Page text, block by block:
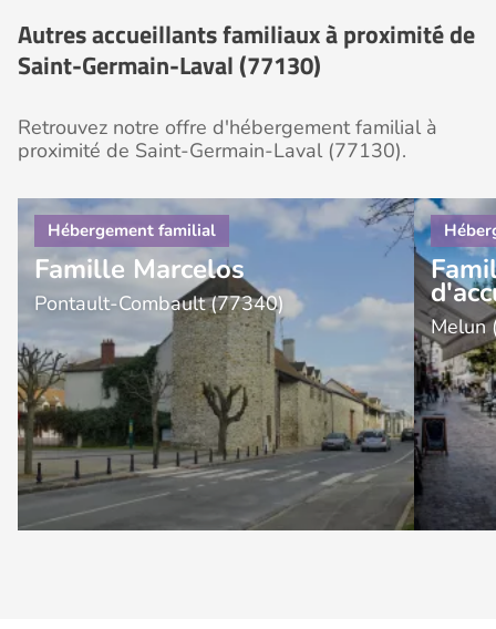
Autres accueillants familiaux à proximité de
Saint-Germain-Laval (77130)
Retrouvez notre offre d'hébergement familial à
proximité de Saint-Germain-Laval (77130).
Famille Marcelos
Pontault-Combault (77340)
Melun